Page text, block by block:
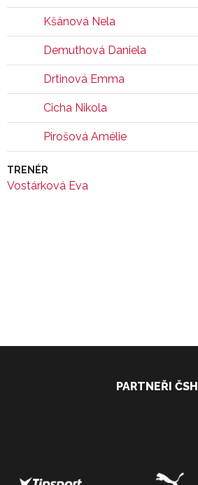
Kšánová Nela
Demuthová Daniela
Drtinová Emma
Cicha Nikola
Pirošová Amélie
TRENÉR
Vostárková Eva
PARTNEŘI ČSH